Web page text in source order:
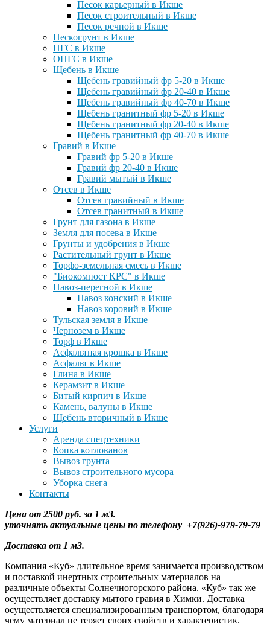
Песок карьерный в Икше
Песок строительный в Икше
Песок речной в Икше
Пескогрунт в Икше
ПГС в Икше
ОПГС в Икше
Щебень в Икше
Щебень гравийный фр 5-20 в Икше
Щебень гравийный фр 20-40 в Икше
Щебень гравийный фр 40-70 в Икше
Щебень гранитный фр 5-20 в Икше
Щебень гранитный фр 20-40 в Икше
Щебень гранитный фр 40-70 в Икше
Гравий в Икше
Гравий фр 5-20 в Икше
Гравий фр 20-40 в Икше
Гравий мытый в Икше
Отсев в Икше
Отсев гравийный в Икше
Отсев гранитный в Икше
Грунт для газона в Икше
Земля для посева в Икше
Грунты и удобрения в Икше
Растительный грунт в Икше
Торфо-земельная смесь в Икше
"Биокомпост КРС" в Икше
Навоз-перегной в Икше
Навоз конский в Икше
Навоз коровий в Икше
Тульская земля в Икше
Чернозем в Икше
Торф в Икше
Асфальтная крошка в Икше
Асфальт в Икше
Глина в Икше
Керамзит в Икше
Битый кирпич в Икше
Камень, валуны в Икше
Щебень вторичный в Икше
Услуги
Аренда спецтехники
Копка котлованов
Вывоз грунта
Вывоз строительного мусора
Уборка снега
Контакты
Цена от 2500 руб. за 1 м3.
уточнять актуальные цены по телефону +7(926)-979-79-79
Доставка от 1 м3.
Компания «Куб» длительное время занимается производством
и поставкой инертных строительных материалов на
различные объекты Солнечногорского района. «Куб» так же
осуществляет доставку мытого гравия в Химки. Доставка
осуществляется специализированным транспортом, благодаря
чему материал не теряет своих свойств и характеристик.